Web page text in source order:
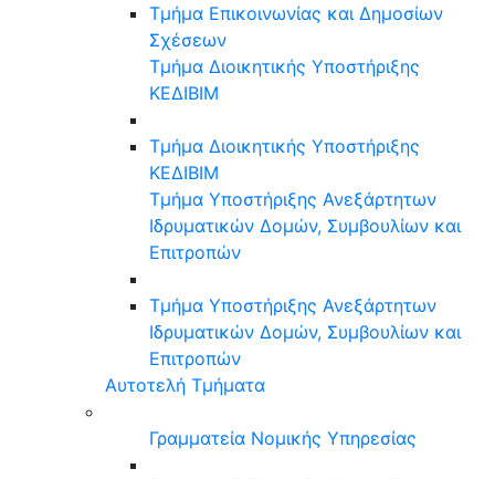
Τμήμα Επικοινωνίας και Δημοσίων
Σχέσεων
Τμήμα Διοικητικής Υποστήριξης
ΚΕΔΙΒΙΜ
Τμήμα Διοικητικής Υποστήριξης
ΚΕΔΙΒΙΜ
Τμήμα Υποστήριξης Ανεξάρτητων
Ιδρυματικών Δομών, Συμβουλίων και
Επιτροπών
Τμήμα Υποστήριξης Ανεξάρτητων
Ιδρυματικών Δομών, Συμβουλίων και
Επιτροπών
Αυτοτελή Τμήματα
Γραμματεία Νομικής Υπηρεσίας